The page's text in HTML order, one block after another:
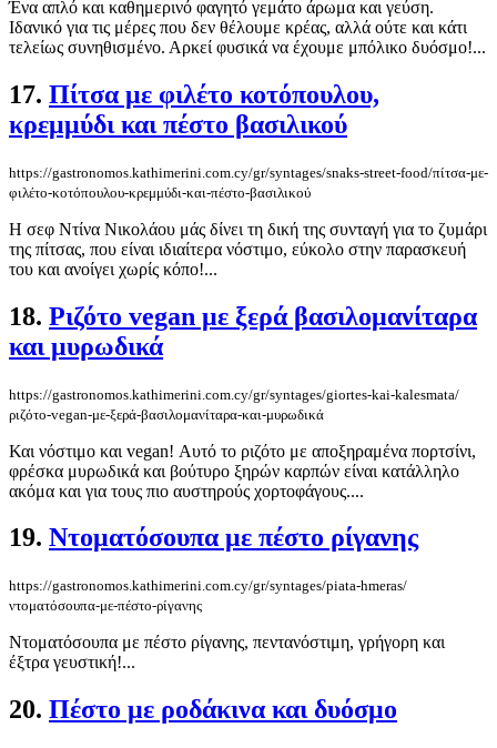
Ένα απλό και καθημερινό φαγητό γεμάτο άρωμα και γεύση.
Ιδανικό για τις μέρες που δεν θέλουμε κρέας, αλλά ούτε και κάτι
τελείως συνηθισμένο. Αρκεί φυσικά να έχουμε μπόλικο δυόσμο!...
17. Πίτσα με φιλέτο κοτόπουλου,
κρεμμύδι και πέστο βασιλικού
https://gastronomos.kathimerini.com.cy/gr/syntages/snaks-street-food/πίτσα-με-
φιλέτο-κοτόπουλου-κρεμμύδι-και-πέστο-βασιλικού
Η σεφ Ντίνα Νικολάου μάς δίνει τη δική της συνταγή για το ζυμάρι
της πίτσας, που είναι ιδιαίτερα νόστιμο, εύκολο στην παρασκευή
του και ανοίγει χωρίς κόπο!...
18. Ριζότο vegan με ξερά βασιλομανίταρα
και μυρωδικά
https://gastronomos.kathimerini.com.cy/gr/syntages/giortes-kai-kalesmata/
ριζότο-vegan-με-ξερά-βασιλομανίταρα-και-μυρωδικά
Και νόστιμο και vegan! Αυτό το ριζότο με αποξηραμένα πορτσίνι,
φρέσκα μυρωδικά και βούτυρο ξηρών καρπών είναι κατάλληλο
ακόμα και για τους πιο αυστηρούς χορτοφάγους....
19. Ντοματόσουπα με πέστο ρίγανης
https://gastronomos.kathimerini.com.cy/gr/syntages/piata-hmeras/
ντοματόσουπα-με-πέστο-ρίγανης
Ντοματόσουπα με πέστο ρίγανης, πεντανόστιμη, γρήγορη και
έξτρα γευστική!...
20. Πέστο με ροδάκινα και δυόσμο